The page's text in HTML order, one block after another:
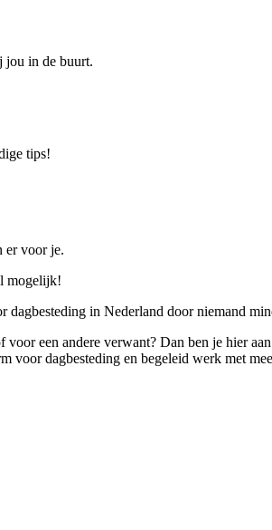
jou in de buurt.
tips!
er voor je.
mogelijk!
in Nederland door niemand
een andere verwant? Dan ben je hier
voor dagbesteding en begeleid werk met